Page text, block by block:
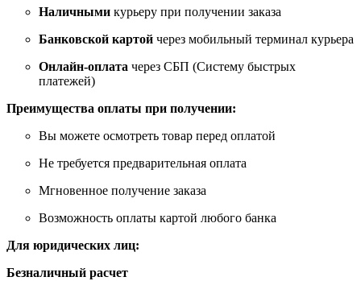
Наличными курьеру при получении заказа
Банковской картой через мобильный терминал курьера
Онлайн-оплата через СБП (Систему быстрых
платежей)
Преимущества оплаты при получении:
Вы можете осмотреть товар перед оплатой
Не требуется предварительная оплата
Мгновенное получение заказа
Возможность оплаты картой любого банка
Для юридических лиц:
Безналичный расчет